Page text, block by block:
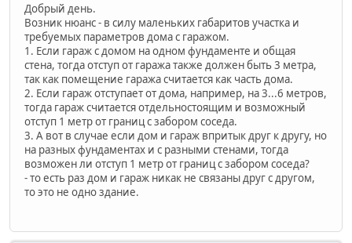
Добрый день.
Возник нюанс - в силу маленьких габаритов участка и
требуемых параметров дома с гаражом.
1. Если гараж с домом на одном фундаменте и общая
стена, тогда отступ от гаража также должен быть 3 метра,
так как помещение гаража считается как часть дома.
2. Если гараж отступает от дома, например, на 3...6 метров,
тогда гараж считается отдельностоящим и возможный
отступ 1 метр от границ с забором соседа.
3. А вот в случае если дом и гараж впритык друг к другу, но
на разных фундаментах и с разными стенами, тогда
возможен ли отступ 1 метр от границ с забором соседа?
- то есть раз дом и гараж никак не связаны друг с другом,
то это не одно здание.